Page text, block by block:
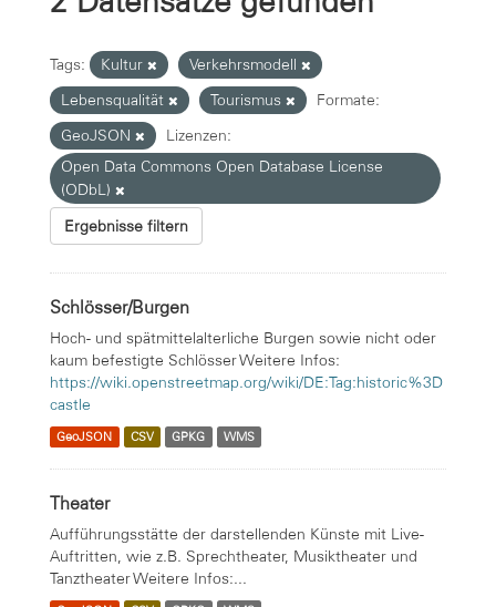
Tags: Kultur
Verkehrsmodell
Lebensqualität
Tourismus
Formate:
GeoJSON
Lizenzen:
Open Data Commons Open Database License
(ODbL)
Ergebnisse filtern
Schlösser/Burgen
Hoch- und spätmittelalterliche Burgen sowie nicht oder
kaum befestigte Schlösser Weitere Infos:
https://wiki.openstreetmap.org/wiki/DE:Tag:historic%3D
castle
GeoJSON CSV GPKG WMS
Theater
Aufführungsstätte der darstellenden Künste mit Live-
Auftritten, wie z.B. Sprechtheater, Musiktheater und
Tanztheater Weitere Infos:...